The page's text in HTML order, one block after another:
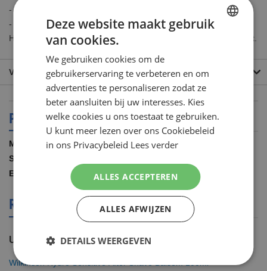
- Dermatalogisch getest. Niet vet, zonder alcohol.
- Gebruik dit after shave product met een Wilkinson Hydro3 of
Hydro5 scheerapparaat en scheergel voor nog meer huidcomfort.
VEEL GESTELDE VRAGEN
PRODUCT SPECIFICATIES
Meer
informatie
Wilkinson
4027800024506
REVIEWS OVER DIT PRODUCT
U plaatst een review over:
Wilkinson Hydro Sensitive After Shave Balsem 100ml
Deze website maakt gebruik
van cookies.
We gebruiken cookies om de
gebruikerservaring te verbeteren en om
advertenties te personaliseren zodat ze
beter aansluiten bij uw interesses. Kies
welke cookies u ons toestaat te gebruiken.
U kunt meer lezen over ons Cookiebeleid
in ons Privacybeleid Lees verder
ALLES ACCEPTEREN
ALLES AFWIJZEN
DETAILS WEERGEVEN